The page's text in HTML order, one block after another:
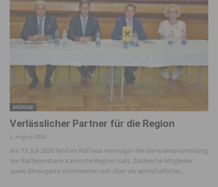
ANZEIGE
Verlässlicher Partner für die Region
6. August 2026
Am 15. Juli 2026 fand im Rathaus Hermagor die Generalversammlung
der Raiffeisenbank Karnische Region statt. Zahlreiche Mitglieder
sowie Ehrengäste informierten sich über die wirtschaftliche...